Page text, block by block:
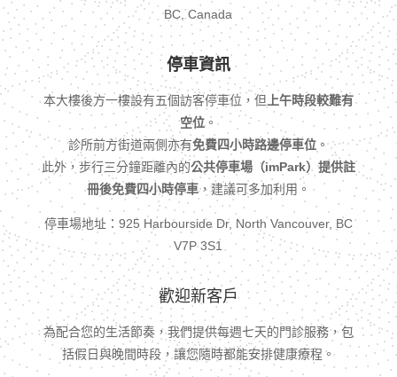
BC, Canada
停車資訊
本大樓後方一樓設有五個訪客停車位，但 上午時段較難有
空位。
診所前方街道兩側亦有免費四小時路邊停車位。
此外，步行三分鐘距離內的公共停車場（imPark）提供註
冊後免費四小時停車，建議可多加利用。
停車場地址：925 Harbourside Dr, North Vancouver, BC
V7P 3S1
歡迎新客戶
為配合您的生活節奏，我們提供每週七天的門診服務，包
括假日與晚間時段，讓您隨時都能安排健康療程。